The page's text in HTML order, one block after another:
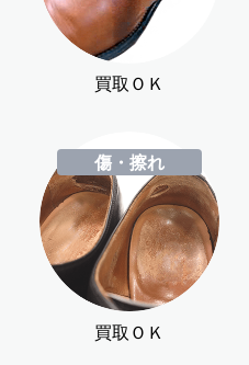
買取ＯＫ
傷・擦れ
買取ＯＫ